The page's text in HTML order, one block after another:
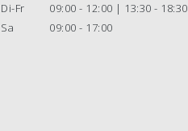
Di-Fr
09:00 - 12:00 | 13:30 - 18:30
Sa
09:00 - 17:00